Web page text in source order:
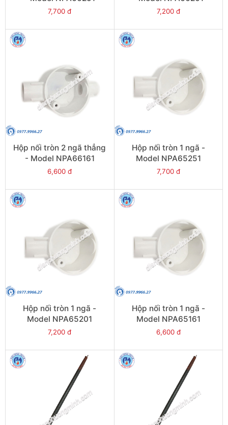
7,700 đ 7,200 đ
Hộp nối tròn 2 ngã thẳng
- Model NPA66161
6,600 đ
Hộp nối tròn 1 ngã -
Model NPA65251
7,700 đ
Hộp nối tròn 1 ngã -
Model NPA65201
7,200 đ
Hộp nối tròn 1 ngã -
Model NPA65161
6,600 đ